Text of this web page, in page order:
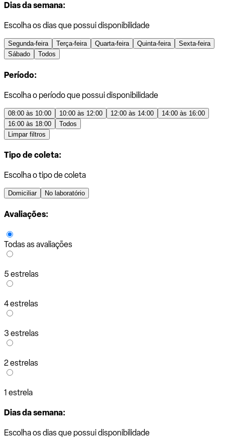
Dias da semana:
Escolha os dias que possui disponibilidade
Segunda-feira Terça-feira Quarta-feira Quinta-feira
Sexta-feira
Sábado
Todos
Período:
Escolha o período que possui disponibilidade
08:00 às 10:00 10:00 às 12:00 12:00 às 14:00
14:00 às 16:00
16:00 às 18:00
Todos
Limpar filtros
Tipo de coleta:
Escolha o tipo de coleta
Domiciliar No laboratório
Avaliações:
Todas as avaliações
5 estrelas
4 estrelas
3 estrelas
2 estrelas
1 estrela
Dias da semana:
Escolha os dias que possui disponibilidade